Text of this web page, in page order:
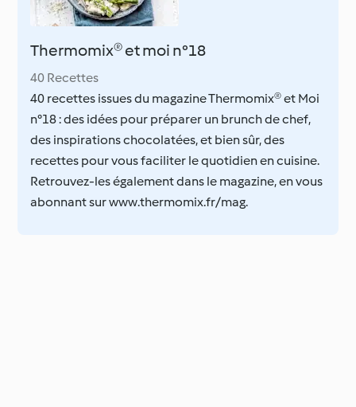
Thermomix® et moi n°18
40 Recettes
40 recettes issues du magazine Thermomix® et Moi
n°18 : des idées pour préparer un brunch de chef,
des inspirations chocolatées, et bien sûr, des
recettes pour vous faciliter le quotidien en cuisine.
Retrouvez-les également dans le magazine, en vous
abonnant sur www.thermomix.fr/mag.